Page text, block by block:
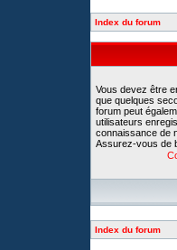
Index du forum
Vous devez être
que quelques
forum peut
utilisateurs
connaissance de
Assurez-vous de
Index du forum